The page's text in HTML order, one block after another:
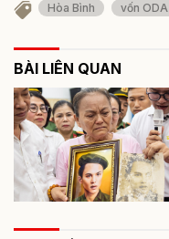
Hòa Bình vốn ODA
BÀI LIÊN QUAN